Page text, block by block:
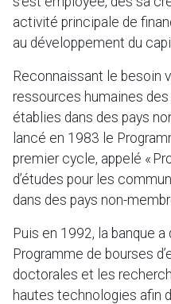
activité principale de
au développement du
Reconnaissant le besoin
ressources humaines
établies dans des pays
lancé en 1983 le
premier cycle, appelé «
d’études pour les
dans des pays non-
Puis en 1992, la banque
Programme de bourses
doctorales et les
hautes technologies afin